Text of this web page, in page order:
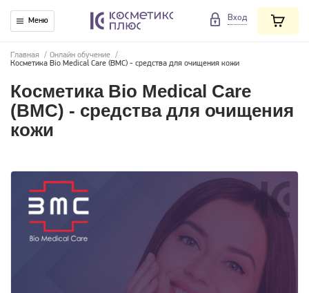
Меню Вход
Главная / Онлайн обучение /
Косметика Bio Medical Care (BMC) - средства для очищения кожи
Косметика Bio Medical Care
(BMC) - средства для очищения
кожи